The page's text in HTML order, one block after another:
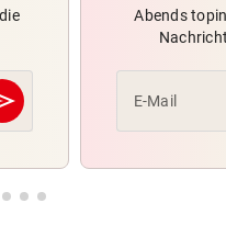
Abschicken
Abends
E-Mail